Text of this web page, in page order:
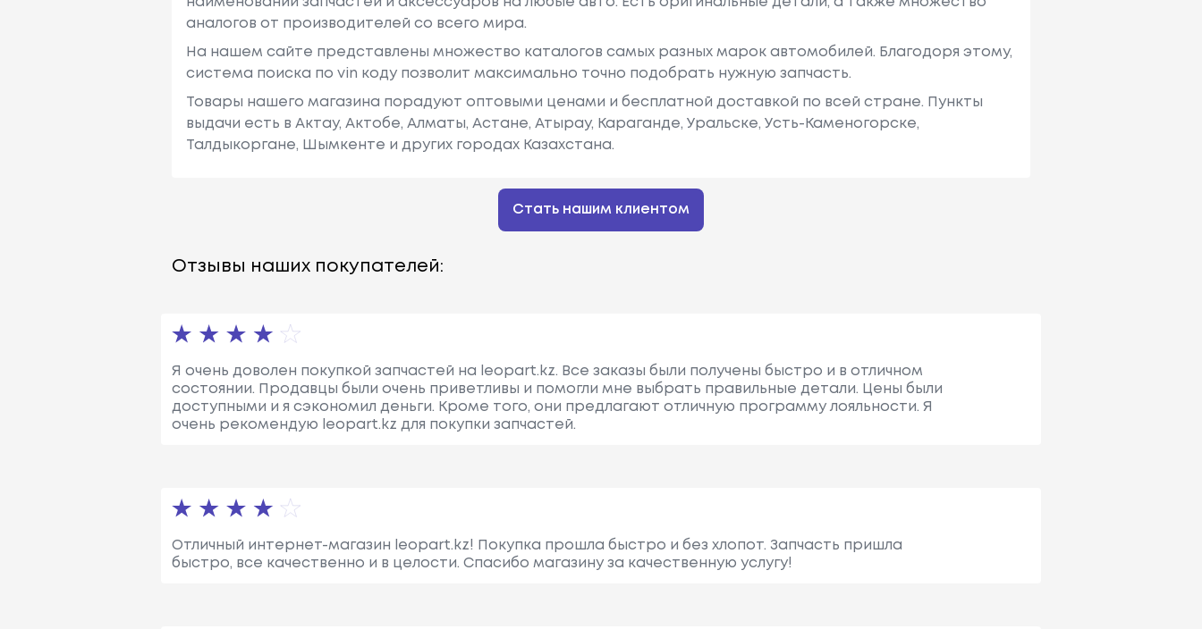
аналогов от производителей со всего мира.
На нашем сайте представлены множество каталогов самых разных марок автомобилей. Благодоря этому,
система поиска по vin коду позволит максимально точно подобрать нужную запчасть.
Товары нашего магазина порадуют оптовыми ценами и бесплатной доставкой по всей стране. Пункты
выдачи есть в Актау, Актобе, Алматы, Астане, Атырау, Караганде, Уральске, Усть-Каменогорске,
Талдыкоргане, Шымкенте и других городах Казахстана.
Стать нашим клиентом
Отзывы наших покупателей:
Я очень доволен покупкой запчастей на leopart.kz. Все заказы были получены быстро и в отличном
состоянии. Продавцы были очень приветливы и помогли мне выбрать правильные детали. Цены были
доступными и я сэкономил деньги. Кроме того, они предлагают отличную программу лояльности. Я
очень рекомендую leopart.kz для покупки запчастей.
Отличный интернет-магазин leopart.kz! Покупка прошла быстро и без хлопот. Запчасть пришла
быстро, все качественно и в целости. Спасибо магазину за качественную услугу!